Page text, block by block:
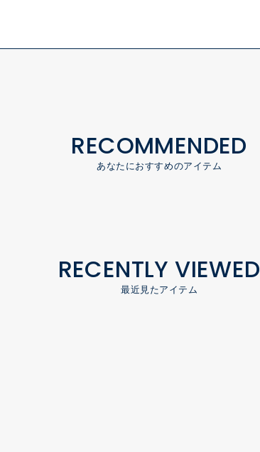
RECOMMENDED
あなたにおすすめのアイテム
RECENTLY VIEWED
最近見たアイテム